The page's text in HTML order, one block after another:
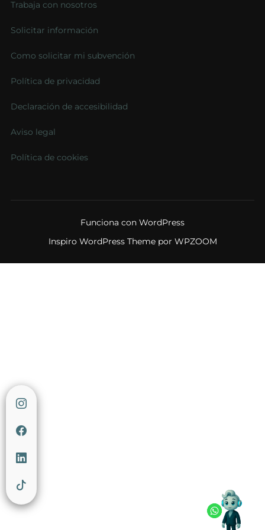
Trabaja con nosotros
Solicitar información
Como solicitar mi subvención
Política de privacidad
Declaración de accesibilidad
Aviso legal
Política de cookies
Funciona con WordPress
Inspiro WordPress Theme por WPZOOM